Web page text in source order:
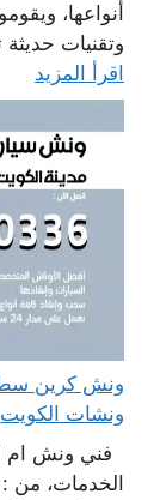
أنواعها،
وتقنيات
اقرأ المزيد
ونشات الكويت
فني ونش ام
الخدمات، من :